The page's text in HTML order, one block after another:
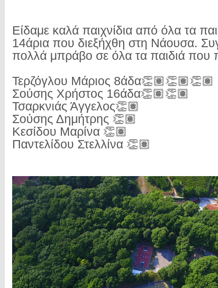
Είδαμε καλά παιχνίδια από όλα τα
14άρια που διεξήχθη στη Νάουσα.
πολλά μπράβο σε όλα τα παιδιά που
Τερζόγλου Μάριος 8άδα👏🏽👏🏽👏🏽
Σούσης Χρήστος 16άδα👏🏽👏🏽
Τσαρκνιάς Άγγελος👏🏽
Σούσης Δημήτρης 👏🏽
Κεσίδου Μαρίνα 👏🏽
Παντελίδου Στελλίνα 👏🏽